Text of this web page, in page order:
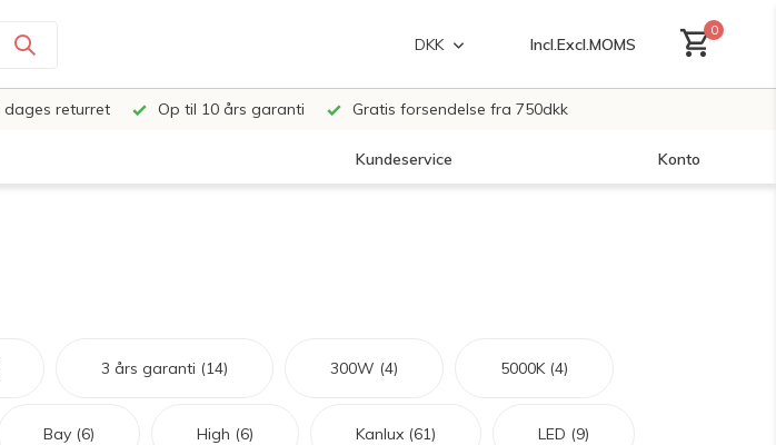
DKK Incl.Excl.MOMS
0
dages returret Op til 10 års garanti Gratis forsendelse fra 750dkk
Kundeservice Konto
3 års garanti (14) 300W (4) 5000K (4)
Bay (6) High (6) Kanlux (61) LED (9)